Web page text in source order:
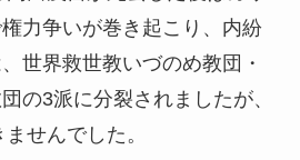
力争いが巻き起こり、内紛
世界救世教いづのめ教団・
の3派に分裂されましたが、
せんでした。